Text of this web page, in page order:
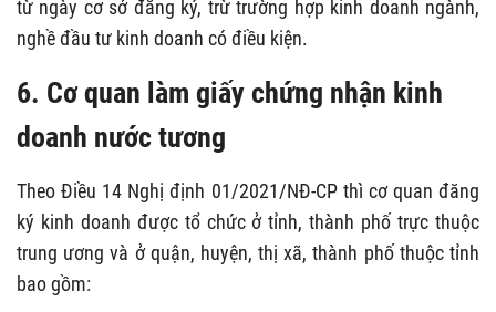
từ ngày cơ sở đăng ký, trừ trường hợp kinh doanh ngành,
nghề đầu tư kinh doanh có điều kiện.
6. Cơ quan làm giấy chứng nhận kinh
doanh nước tương
Theo Điều 14 Nghị định 01/2021/NĐ-CPthì cơ quan đăng
ký kinh doanh được tổ chức ở tỉnh, thành phố trực thuộc
trung ương và ở quận, huyện, thị xã, thành phố thuộc tỉnh
bao gồm: